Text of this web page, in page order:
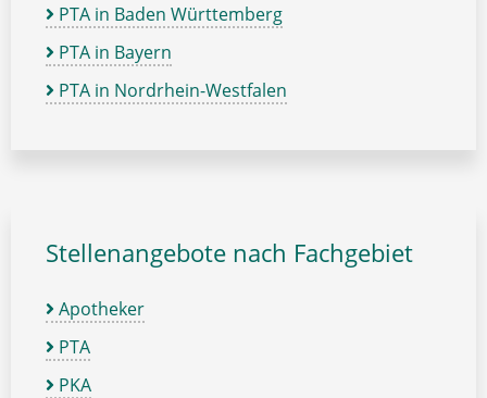
PTA in Baden Württemberg
PTA in Bayern
PTA in Nordrhein-Westfalen
Stellenangebote nach Fachgebiet
Apotheker
PTA
PKA